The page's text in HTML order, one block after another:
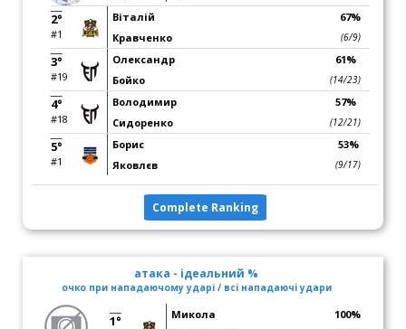
2°
#1
Віталій
Кравченко
67%
(6/9)
3°
#19
Олександр
Бойко
61%
(14/23)
4°
#18
Володимир
Сидоренко
57%
(12/21)
5°
#1
Борис
Яковлєв
53%
(9/17)
Complete Ranking
атака - ідеальний %
очко при нападаючому ударі / всі нападаючі удари
1°
Микола
100%